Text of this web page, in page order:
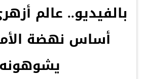
بالفيديو.. عالم
أساس نهضة
يشوهونه